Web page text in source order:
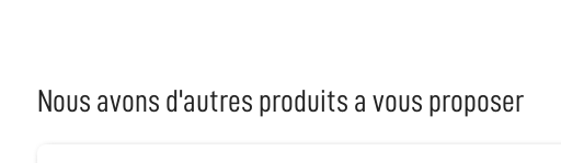
Nous avons d'autres produits a vous proposer